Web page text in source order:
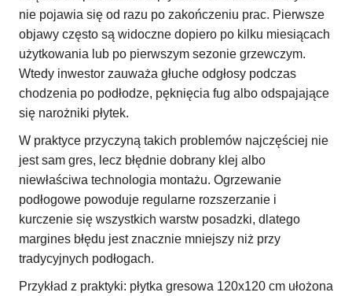
nie pojawia się od razu po zakończeniu prac. Pierwsze
objawy często są widoczne dopiero po kilku miesiącach
użytkowania lub po pierwszym sezonie grzewczym.
Wtedy inwestor zauważa głuche odgłosy podczas
chodzenia po podłodze, pęknięcia fug albo odspajające
się narożniki płytek.
W praktyce przyczyną takich problemów najczęściej nie
jest sam gres, lecz błędnie dobrany klej albo
niewłaściwa technologia montażu. Ogrzewanie
podłogowe powoduje regularne rozszerzanie i
kurczenie się wszystkich warstw posadzki, dlatego
margines błędu jest znacznie mniejszy niż przy
tradycyjnych podłogach.
Przykład z praktyki: płytka gresowa 120x120 cm ułożona